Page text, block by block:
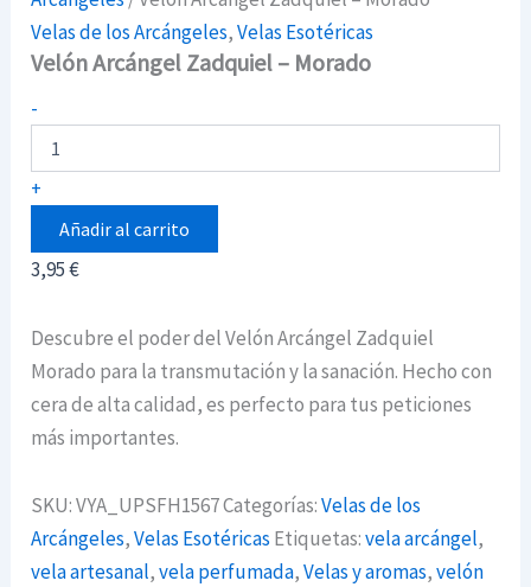
Velas de los Arcángeles,Velas Esotéricas
Velón Arcángel Zadquiel – Morado
-
Arcángel
Zadquiel
-
Morado
cantidad
+
Añadir al carrito
3,95€
Descubre el poder del Velón Arcángel Zadquiel
Morado para la transmutación y la sanación. Hecho con
cera de alta calidad, es perfecto para tus peticiones
más importantes.
SKU:VYA_UPSFH1567Categorías:Velas de los
Arcángeles,Velas Esotéricas Etiquetas:vela arcángel,
vela artesanal,vela perfumada,Velas y aromas,velón